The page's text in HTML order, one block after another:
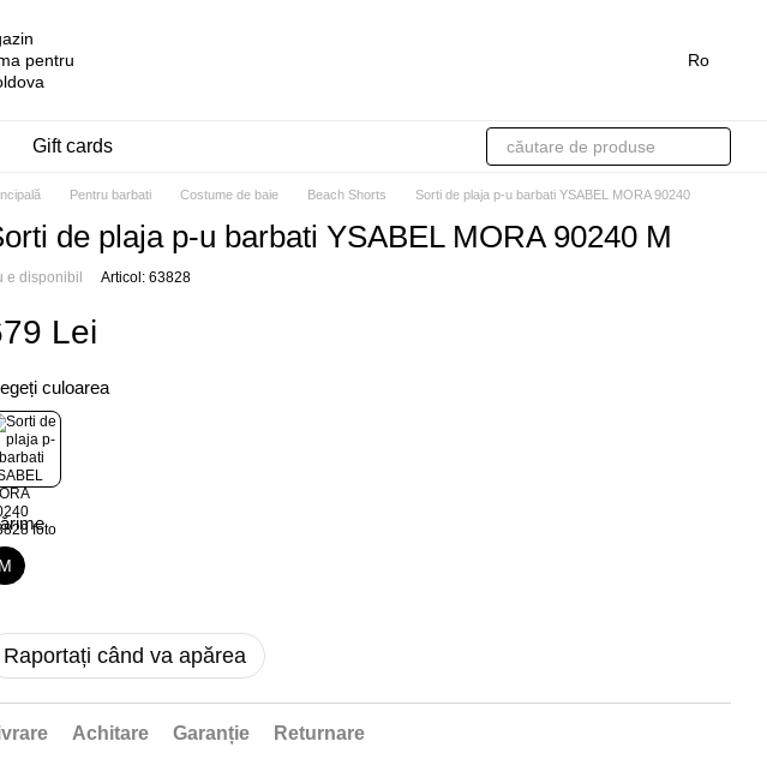
Ro
Gift cards
Pentru barbati Costume de baie Beach Shorts Sorti de plaja p-u barbati YSABEL MORA 90240
de plaja p-u barbati YSABEL MORA 90240 M
e disponibil Articol: 63828
Lei
culoarea
M
Raportați când va apărea
Achitare Garanție Returnare